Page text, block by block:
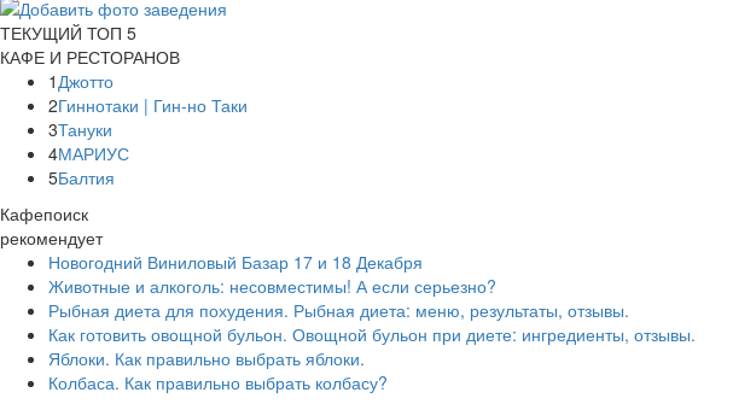
ТЕКУЩИЙ ТОП 5
КАФЕ И РЕСТОРАНОВ
1 Джотто
2Гиннотаки | Гин-но Таки
3Тануки
4МАРИУС
5Балтия
Кафепоиск
рекомендует
Новогодний Виниловый Базар 17 и 18 Декабря
Животные и алкоголь: несовместимы! А если серьезно?
Рыбная диета для похудения. Рыбная диета: меню, результаты, отзывы.
Как готовить овощной бульон. Овощной бульон при диете: ингредиенты, отзывы.
Яблоки. Как правильно выбрать яблоки.
Колбаса. Как правильно выбрать колбасу?